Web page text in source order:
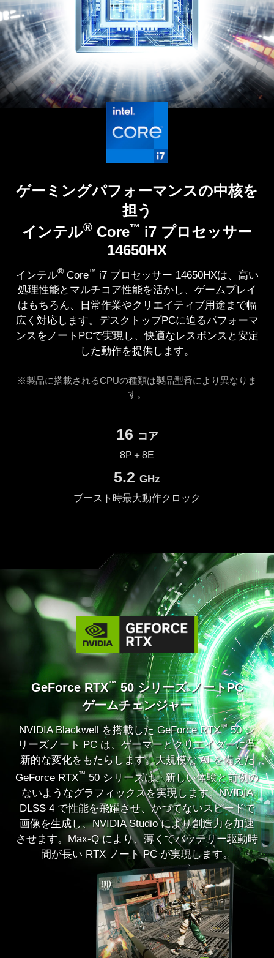
ゲーミングパフォーマンスの中核を
担う
インテル® Core™ i7 プロセッサー
14650HX
インテル®Core™ i7 プロセッサー 14650HXは、高い
処理性能とマルチコア性能を活かし、ゲームプレイ
はもちろん、日常作業やクリエイティブ用途まで幅
広く対応します。デスクトップPCに迫るパフォーマ
ンスをノートPCで実現し、快適なレスポンスと安定
した動作を提供します。
※製品に搭載されるCPUの種類は製品型番により異なりま
す。
16 コア
8P＋8E
5.2 GHz
ブースト時最大動作クロック
GeForce RTX™ 50 シリーズ ノートPC
ゲームチェンジャー
NVIDIA Blackwell を搭載した GeForce RTX™50 シ
リーズノート PC は、ゲーマーとクリエイターに革
新的な変化をもたらします。大規模な AI を備えた
GeForce RTX™ 50 シリーズは、新しい体験と前例の
ないようなグラフィックスを実現します。NVIDIA
DLSS 4 で性能を飛躍させ、かつてないスピードで
画像を生成し、NVIDIA Studio により創造力を加速
させます。Max-Q により、薄くてバッテリー駆動時
間が長い RTX ノート PC が実現します。